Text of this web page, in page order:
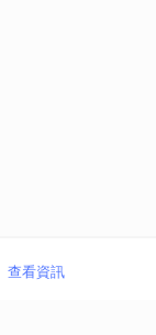
查看資訊